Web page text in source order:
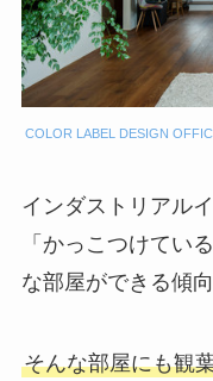
COLOR LABEL DESIGN
インダストリアル
「かっこつけてい
な部屋ができる傾
そんな部屋にも観